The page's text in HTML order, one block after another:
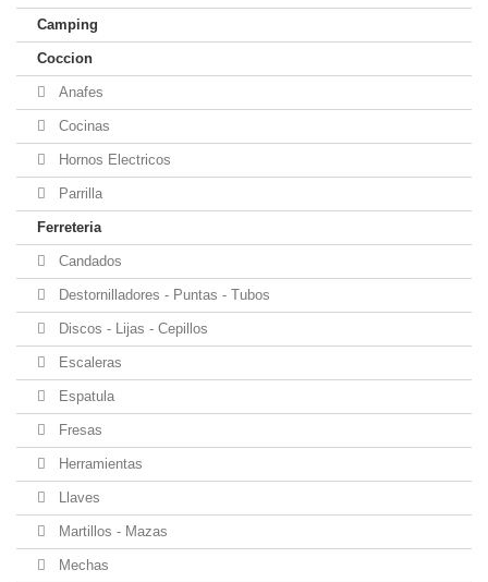
Camping
Coccion
Anafes
Cocinas
Hornos Electricos
Parrilla
Ferreteria
Candados
Destornilladores - Puntas - Tubos
Discos - Lijas - Cepillos
Escaleras
Espatula
Fresas
Herramientas
Llaves
Martillos - Mazas
Mechas